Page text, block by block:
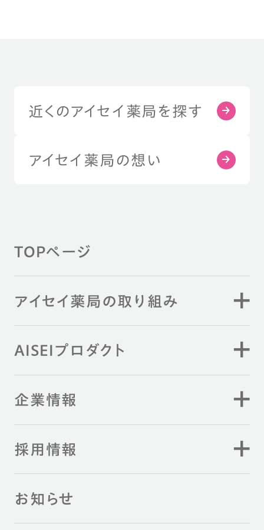
近くのアイセイ薬局を探す
アイセイ薬局の想い
TOPページ
アイセイ薬局の取り組み
AISEIプロダクト
企業情報
採用情報
お知らせ